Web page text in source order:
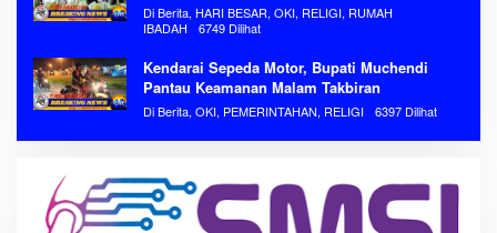
Di Berita, HARI BESAR, OKI, RELIGI, RUMAH
IBADAH
6749 Dilihat
Kendarai Sepeda Motor, Bupati Muchendi
Pantau Keamanan Malam Takbiran
Di Berita, OKI, PEMERINTAHAN, RELIGI 6397 Dilihat